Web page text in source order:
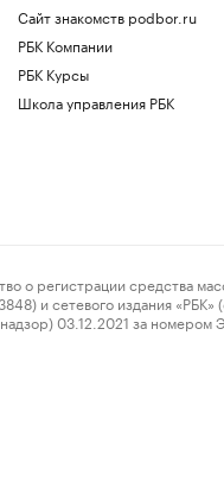
Сайт знакомств podbor.ru
РБК Компании
РБК Курсы
Школа управления РБК
регистрации средства
и сетевого издания «РБК»
03.12.2021 за